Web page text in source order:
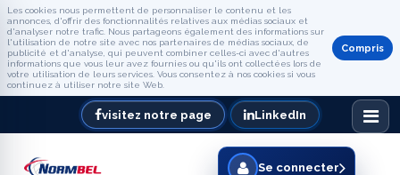
Les cookies nous permettent de personnaliser le contenu et les
annonces, d'offrir des fonctionnalités relatives aux médias sociaux et
d'analyser notre trafic. Nous partageons également des informations sur
l'utilisation de notre site avec nos partenaires de médias sociaux, de
publicité et d'analyse, qui peuvent combiner celles-ci avec d'autres
informations que vous leur avez fournies ou qu'ils ont collectées lors de
votre utilisation de leurs services. Vous consentez à nos cookies si vous
continuez à utiliser notre site Web.
Compris
visitez notre page LinkedIn
Se connecter